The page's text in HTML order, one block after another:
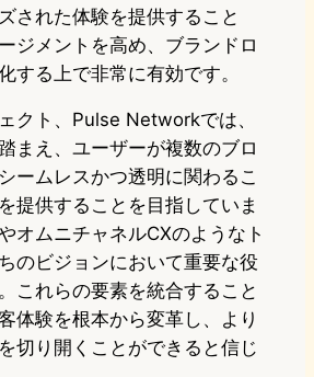
された体験を提供すること
ジメントを高め、ブランドロ
する上で非常に有効です。
クト、Pulse Networkでは、
まえ、ユーザーが複数のブロ
ームレスかつ透明に関わるこ
提供することを目指していま
オムニチャネルCXのようなト
のビジョンにおいて重要な役
これらの要素を統合すること
体験を根本から変革し、より
切り開くことができると信じ